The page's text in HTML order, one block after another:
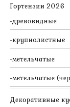
Гортензии 2026
древовидные
крупнолистные
метельчатые
метельчатые
Декоративные